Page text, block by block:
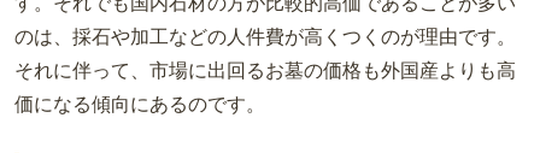
のは、採石や加工などの人件費が高くつくのが理由です。
それに伴って、市場に出回るお墓の価格も外国産よりも高
価になる傾向にあるのです。